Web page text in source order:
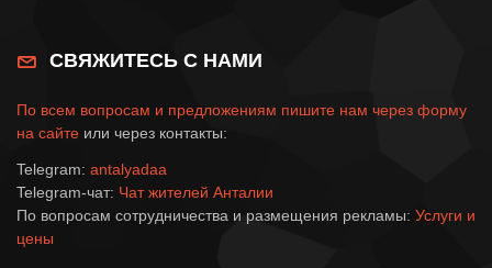
СВЯЖИТЕСЬ С НАМИ
По всем вопросам и предложениям пишите нам через форму
на сайте или через контакты:
Telegram: antalyadaa
Telegram-чат: Чат жителей Анталии
По вопросам сотрудничества и размещения рекламы: Услуги и
цены